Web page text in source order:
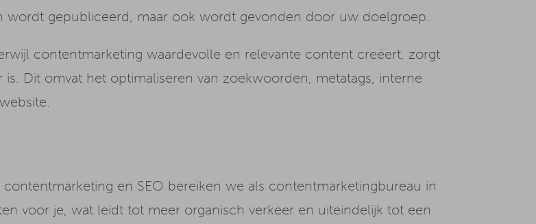
gepubliceerd, maar ook wordt gevonden door uw doelgroep.
contentmarketing waardevolle en relevante content creëert, zorgt
Dit omvat het optimaliseren van zoekwoorden, metatags, interne
en SEO bereiken we als contentmarketingbureau in
voor je, wat leidt tot meer organisch verkeer en uiteindelijk tot een